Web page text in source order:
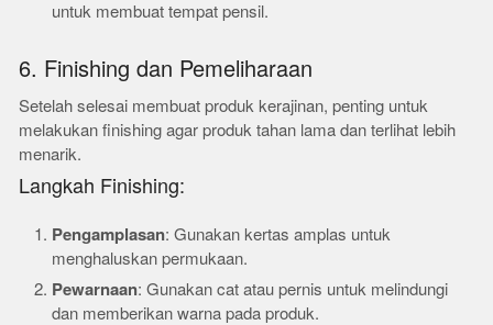
untuk membuat tempat pensil.
6. Finishing dan Pemeliharaan
Setelah selesai membuat produk kerajinan, penting untuk
melakukan finishing agar produk tahan lama dan terlihat lebih
menarik.
Langkah Finishing:
Pengamplasan: Gunakan kertas amplas untuk
menghaluskan permukaan.
Pewarnaan: Gunakan cat atau pernis untuk melindungi
dan memberikan warna pada produk.